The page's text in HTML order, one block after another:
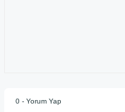
0 - Yorum Yap